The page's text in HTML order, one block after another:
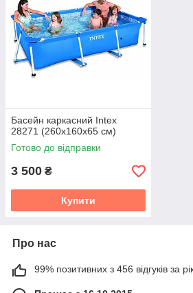
Басейн каркасний Intex
28271 (260х160х65 см)
Готово до відправки
3 500 ₴
Купити
Про нас
99% позитивних з 456 відгуків за